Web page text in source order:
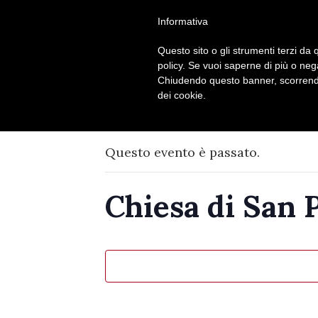
Questo evento è passato.
Chiesa di San
Informativa
Questo sito o gli strumenti terzi da
policy. Se vuoi saperne di più o
Chiudendo questo banner,
dei cookie.